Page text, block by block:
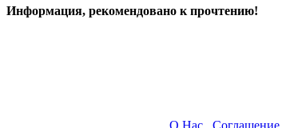
Информация, рекомендовано к прочтению!
О Нас Соглашение